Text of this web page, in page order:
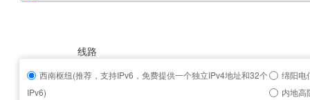
线路
西南枢纽(推荐，支持IPv6，免费提供一个独立IPv4地址和32个
IPv6)
绵阳电
内地高